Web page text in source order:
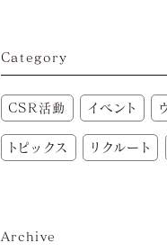
Category
CSR活動 イベント
トピックス リクルート
Archive